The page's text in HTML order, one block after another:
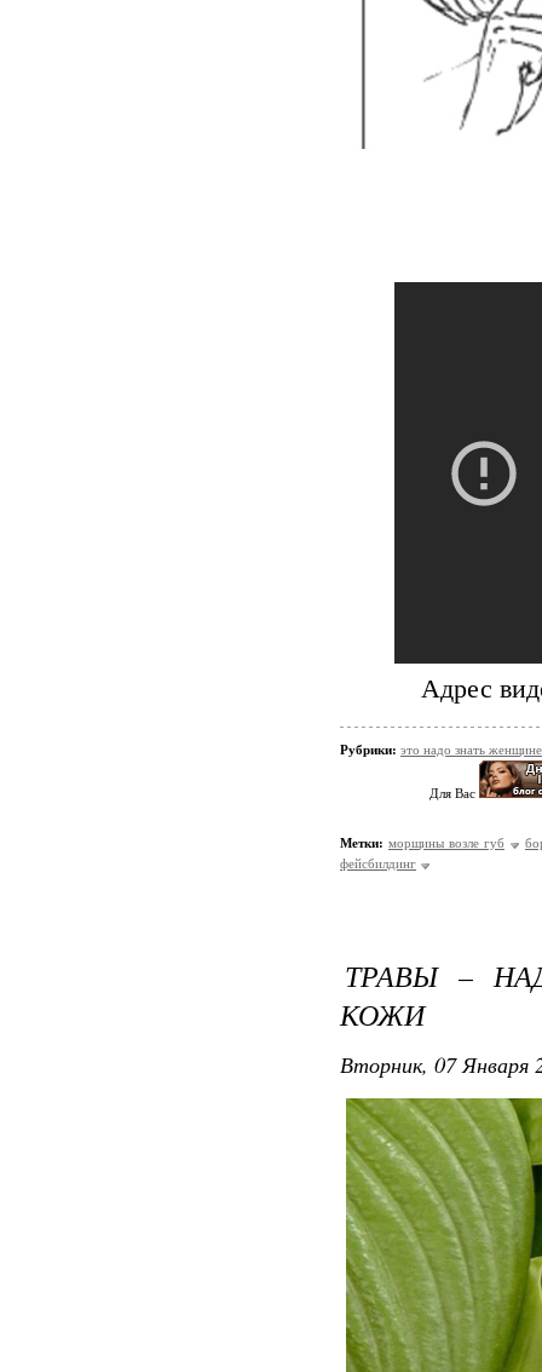
Адрес
Рубрики: это надо знать
Для Вас
Метки: морщины возле губ
фейсбилдинг
ТРАВЫ –
КОЖИ
Вторник, 07 Января